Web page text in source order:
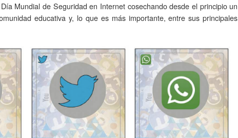
Mundial de Seguridad en Internet cosechando desde el principio un
educativa y, lo que es más importante, entre sus principales